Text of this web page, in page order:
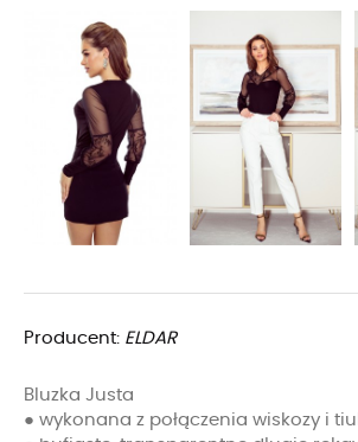
Producent: ELDAR
Bluzka Justa
● wykonana z połączenia wiskozy i